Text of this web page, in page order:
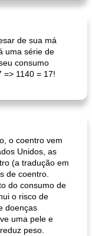
de sua má
uma série de
consumo
=> 1140 = 17!
o coentro vem
Unidos, as
(a tradução em
de coentro.
do consumo de
o risco de
doenças
uma pele e
peso.